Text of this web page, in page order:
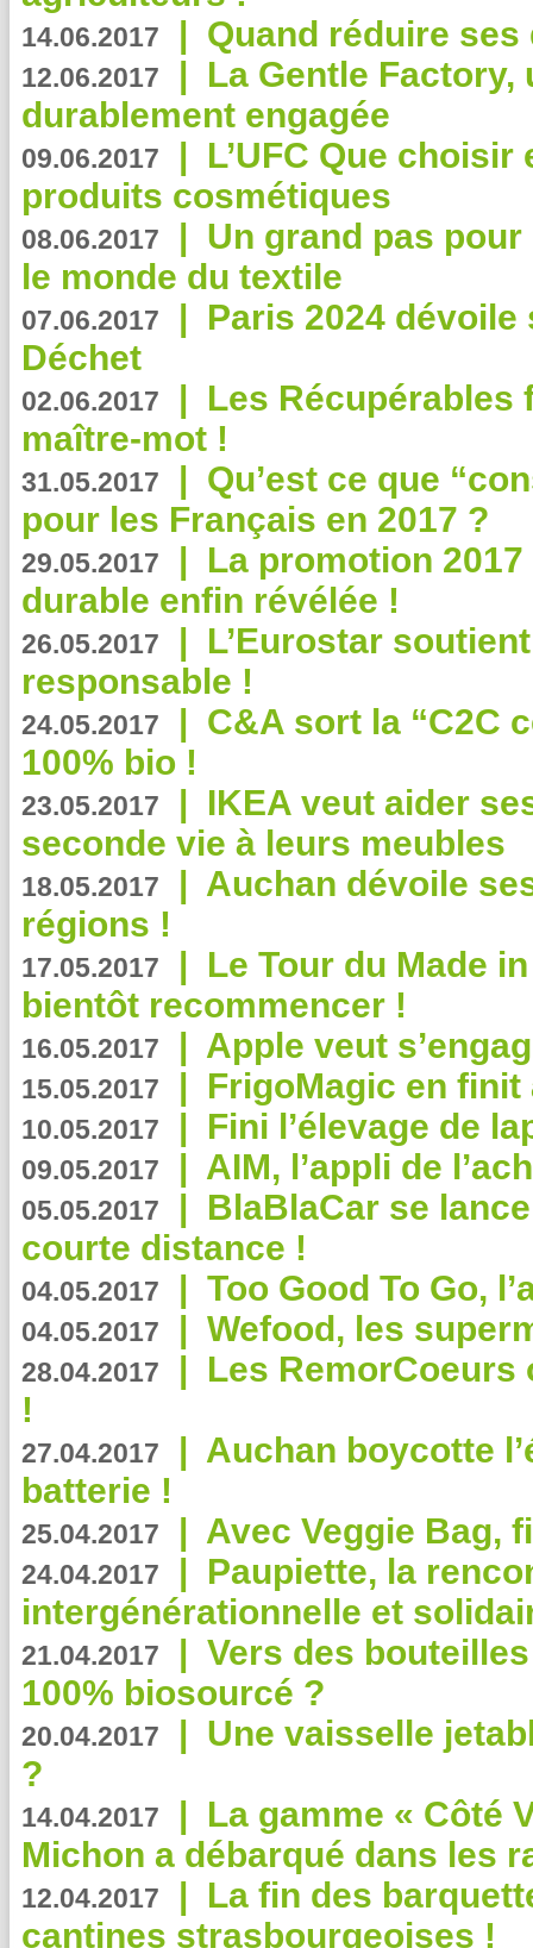
14.06.2017 | Quand réduire
12.06.2017 | La Gentle
durablement engagée
09.06.2017 | L’UFC Que
produits cosmétiques
08.06.2017 | Un grand pas
le monde du textile
07.06.2017 | Paris 2024
Déchet
02.06.2017 | Les Récupérables
maître-mot !
31.05.2017 | Qu’est ce que
pour les Français en 2017 ?
29.05.2017 | La promotion
durable enfin révélée !
26.05.2017 | L’Eurostar
responsable !
24.05.2017 | C&A sort la “C2C
100% bio !
23.05.2017 | IKEA veut aider
seconde vie à leurs meubles
18.05.2017 | Auchan dévoile
régions !
17.05.2017 | Le Tour du Made
bientôt recommencer !
16.05.2017 | Apple veut
15.05.2017 | FrigoMagic en
10.05.2017 | Fini l’élevage de
09.05.2017 | AIM, l’appli de
05.05.2017 | BlaBlaCar se
courte distance !
04.05.2017 | Too Good To Go,
04.05.2017 | Wefood, les
28.04.2017 | Les RemorCoeurs
!
27.04.2017 | Auchan boycotte
batterie !
25.04.2017 | Avec Veggie Bag,
24.04.2017 | Paupiette, la
intergénérationnelle et
21.04.2017 | Vers des
100% biosourcé ?
20.04.2017 | Une vaisselle
?
14.04.2017 | La gamme « Côté
Michon a débarqué dans les
12.04.2017 | La fin des
cantines strasbourgeoises !